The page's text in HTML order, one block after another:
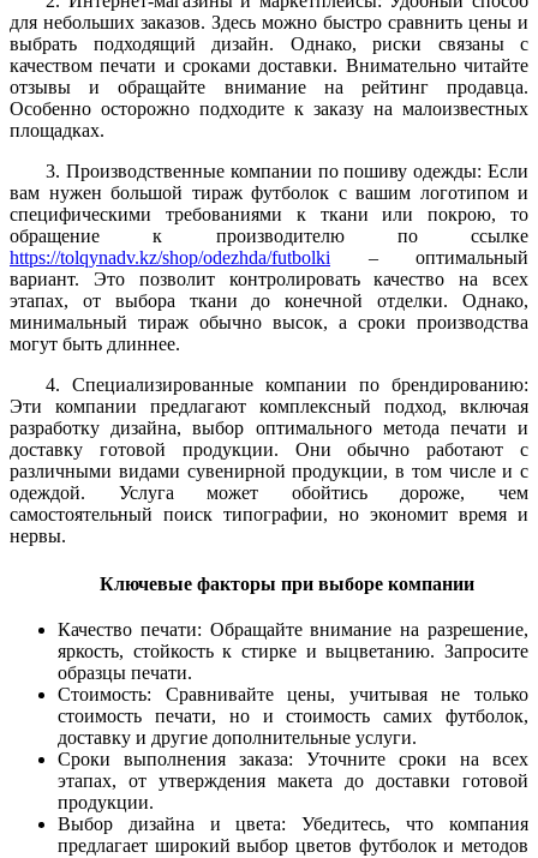
для небольших заказов. Здесь можно быстро сравнить цены и
выбрать подходящий дизайн. Однако, риски связаны с
качеством печати и сроками доставки. Внимательно читайте
отзывы и обращайте внимание на рейтинг продавца.
Особенно осторожно подходите к заказу на малоизвестных
площадках.
3. Производственные компании по пошиву одежды: Если
вам нужен большой тираж футболок с вашим логотипом и
специфическими требованиями к ткани или покрою, то
обращение к производителю по ссылке
https://tolqynadv.kz/shop/odezhda/futbolki – оптимальный
вариант. Это позволит контролировать качество на всех
этапах, от выбора ткани до конечной отделки. Однако,
минимальный тираж обычно высок, а сроки производства
могут быть длиннее.
4. Специализированные компании по брендированию:
Эти компании предлагают комплексный подход, включая
разработку дизайна, выбор оптимального метода печати и
доставку готовой продукции. Они обычно работают с
различными видами сувенирной продукции, в том числе и с
одеждой. Услуга может обойтись дороже, чем
самостоятельный поиск типографии, но экономит время и
нервы.
Ключевые факторы при выборе компании
Качество печати: Обращайте внимание на разрешение,
яркость, стойкость к стирке и выцветанию. Запросите
образцы печати.
Стоимость: Сравнивайте цены, учитывая не только
стоимость печати, но и стоимость самих футболок,
доставку и другие дополнительные услуги.
Сроки выполнения заказа: Уточните сроки на всех
этапах, от утверждения макета до доставки готовой
продукции.
Выбор дизайна и цвета: Убедитесь, что компания
предлагает широкий выбор цветов футболок и методов